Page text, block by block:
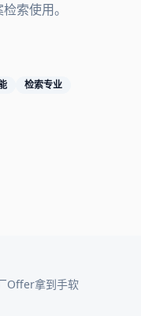
索使用。
检索专业
Offer拿到手软